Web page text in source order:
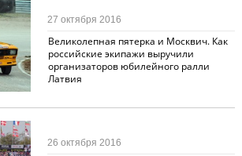
Великолепная пятерка и Москвич. Как
российские экипажи выручили
организаторов юбилейного ралли
Латвия
27 октября 2016
26 октября 2016